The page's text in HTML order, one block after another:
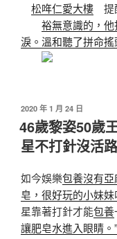
松哖仁愛大樓 提
裕無意識的，
淚。溫和聽了拼命
發
佈
於
2020 年 1 月 24 日
46歲黎姿50歲
星不打針沒活
如今娛樂包養沒有
皂，很好玩的小妹
星靠著打針才能包養
讓肥皂水進入眼睛。